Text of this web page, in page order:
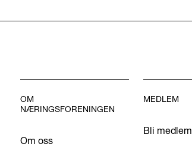
OM
NÆRINGSFORENINGEN
Om oss
MEDLEM
Bli medlem